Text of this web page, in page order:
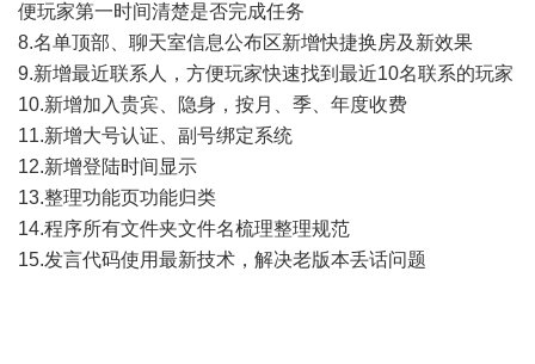
便玩家第一时间清楚是否完成任务
8.名单顶部、聊天室信息公布区新增快捷换房及新效果
9.新增最近联系人，方便玩家快速找到最近10名联系的玩家
10.新增加入贵宾、隐身，按月、季、年度收费
11.新增大号认证、副号绑定系统
12.新增登陆时间显示
13.整理功能页功能归类
14.程序所有文件夹文件名梳理整理规范
15.发言代码使用最新技术，解决老版本丢话问题